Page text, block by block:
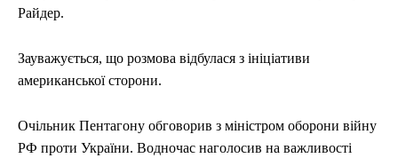
Райдер.
Зауважується, що розмова відбулася з ініціативи
американської сторони.
Очільник Пентагону обговорив з міністром оборони війну
РФ проти України. Водночас наголосив на важливості